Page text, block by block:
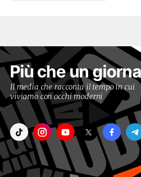
Più che un
Il media che racconta il tempo in cui
viviamo con occhi moderni